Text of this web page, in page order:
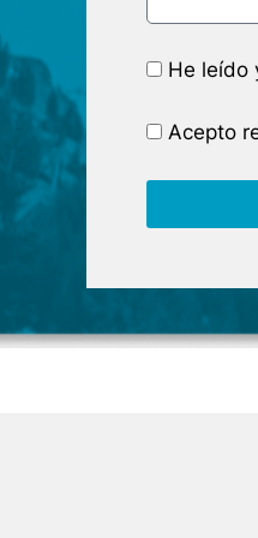
He leído
Acepto